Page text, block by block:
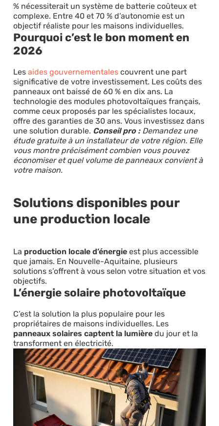
% nécessiterait un système de batterie coûteux et
complexe. Entre 40 et 70 % d’autonomie est un
objectif réaliste pour les maisons individuelles.
Pourquoi c’est le bon moment en
2026
Les aides gouvernementalescouvrent une part
significative de votre investissement. Les coûts des
panneaux ont baissé de 60 % en dix ans. La
technologie des modules photovoltaïques français,
comme ceux proposés par les spécialistes locaux,
offre des garanties de 30 ans. Vous investissez dans
une solution durable. Conseil pro : Demandez une
étude gratuite à un installateur de votre région. Elle
vous montre précisément combien vous pouvez
économiser et quel volume de panneaux convient à
votre maison.
Solutions disponibles pour
une production locale
La production locale d’énergieest plus accessible
que jamais. En Nouvelle-Aquitaine, plusieurs
solutions s’offrent à vous selon votre situation et vos
objectifs.
L’énergie solaire photovoltaïque
C’est la solution la plus populaire pour les
propriétaires de maisons individuelles. Les
panneaux solaires captent la lumièredu jour et la
transforment en électricité.